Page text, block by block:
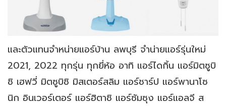
และตัวแทนจำหน่ายแอร์บ้าน ลพบุรี จำน่ายแอร์รุ่นใหม่
2021, 2022 ทุกรุ่น ทุกยี่ห้อ อาทิ แอร์ไดกิ้น แอร์มิตซูบิ
ชิ เฮฟวี่ มิตซูบิชิ มิสเตอร์สลิม แอร์ชาร์ป แอร์พานาโซ
นิก อินเวอร์เตอร์ แอร์ฮิตาชิ แอร์ซัมซุง แอร์แอลจี ส